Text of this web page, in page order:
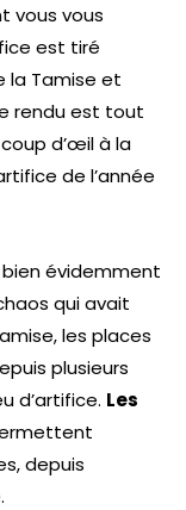
vous vous
est tiré
la Tamise et
rendu est tout
d’œil à la
de l’année
évidemment
qui avait
les places
plusieurs
d’artifice. Les
depuis